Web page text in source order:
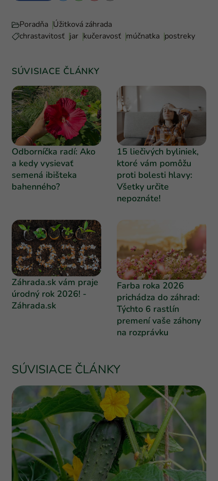
Poradňa Úžitková záhrada
chrastavitosť jar kučeravosť múčnatka postreky
SÚVISIACE ČLÁNKY
Odborníčka radí: Ako
a kedy vysievať
semená ibišteka
bahenného?
15 liečivých byliniek,
ktoré vám pomôžu
proti bolesti hlavy:
Všetky určite
nepoznáte!
Záhrada.sk vám praje
úrodný rok 2026! -
Záhrada.sk
Farba roka 2026
prichádza do záhrad:
Týchto 6 rastlín
premení vaše záhony
na rozprávku
SÚVISIACE ČLÁNKY